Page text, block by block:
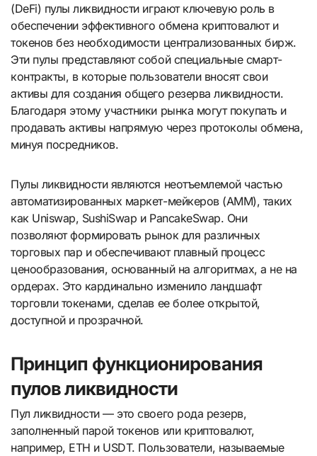
(DeFi) пулы ликвидности играют ключевую роль в
обеспечении эффективного обмена криптовалют и
токенов без необходимости централизованных бирж.
Эти пулы представляют собой специальные смарт-
контракты, в которые пользователи вносят свои
активы для создания общего резерва ликвидности.
Благодаря этому участники рынка могут покупать и
продавать активы напрямую через протоколы обмена,
минуя посредников.
Пулы ликвидности являются неотъемлемой частью
автоматизированных маркет-мейкеров (AMM), таких
как Uniswap, SushiSwap и PancakeSwap. Они
позволяют формировать рынок для различных
торговых пар и обеспечивают плавный процесс
ценообразования, основанный на алгоритмах, а не на
ордерах. Это кардинально изменило ландшафт
торговли токенами, сделав ее более открытой,
доступной и прозрачной.
Принцип функционирования
пулов ликвидности
Пул ликвидности — это своего рода резерв,
заполненный парой токенов или криптовалют,
например, ETH и USDT. Пользователи, называемые